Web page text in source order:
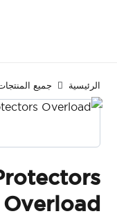
الرئيسية جميع
Overload